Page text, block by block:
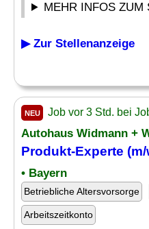
MEHR INFOS ZUM
▶ Zur Stellenanzeige
NEU Job vor 3 Std. bei
Autohaus Widmann +
Produkt-Experte
• Bayern
Betriebliche Altersvorsorge
Arbeitszeitkonto